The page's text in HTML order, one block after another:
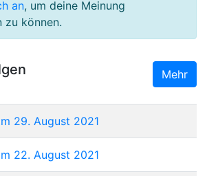
an, um deine Meinung
zu können.
Mehr
29. August 2021
22. August 2021